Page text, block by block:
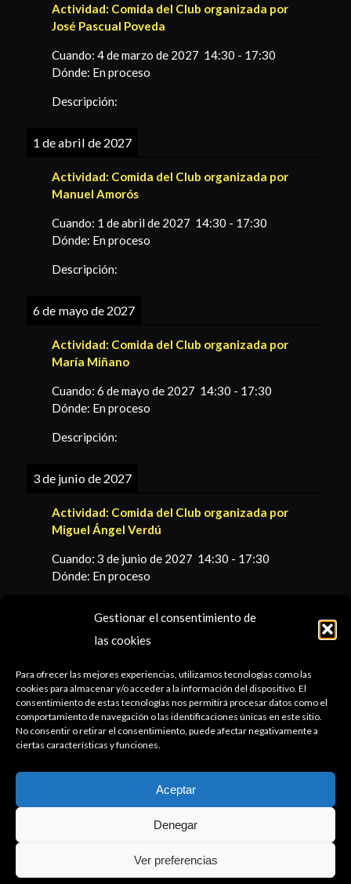
Gestionar el consentimiento de
las cookies
Para ofrecer las mejores experiencias, utilizamos tecnologías como las
cookies para almacenar y/o acceder a la información del dispositivo. El
consentimiento de estas tecnologías nos permitirá procesar datos como el
comportamiento de navegación o las identificaciones únicas en este sitio.
No consentir o retirar el consentimiento, puede afectar negativamente a
ciertas características y funciones.
Aceptar
Denegar
Ver preferencias
Actividad: Comida del Club organizada por
José Pascual Poveda
Cuando: 4 de marzo de 2027 14:30 - 17:30
Dónde: En proceso
Descripción:
1 de abril de 2027
Actividad: Comida del Club organizada por
Manuel Amorós
Cuando: 1 de abril de 2027 14:30 - 17:30
Dónde: En proceso
Descripción:
6 de mayo de 2027
Actividad: Comida del Club organizada por
María Miñano
Cuando: 6 de mayo de 2027 14:30 - 17:30
Dónde: En proceso
Descripción:
3 de junio de 2027
Actividad: Comida del Club organizada por
Miguel Ángel Verdú
Cuando: 3 de junio de 2027 14:30 - 17:30
Dónde: En proceso
1 de julio de 2027
Actividad:Comida del Club organizada por
Paco Carreras
Cuando:1 de julio de 2027 14:30-17:30
Dónde:En proceso
Descripción: